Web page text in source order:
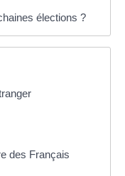
élections ?
des Français